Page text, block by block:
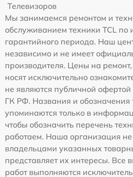
Телевизоров
Мы занимаемся ремонтом и
обслуживанием техники TCL по
гарантийного периода. Наш
независимо и не имеет
производителя. Цены на
носят исключительно
не являются публичной офертой
ГК РФ. Названия и обозначения
упоминаются только в
чтобы обозначить перечень
работаем. Наша организация
владельцами указанных
представляет их интересы. Все
работ выполняются